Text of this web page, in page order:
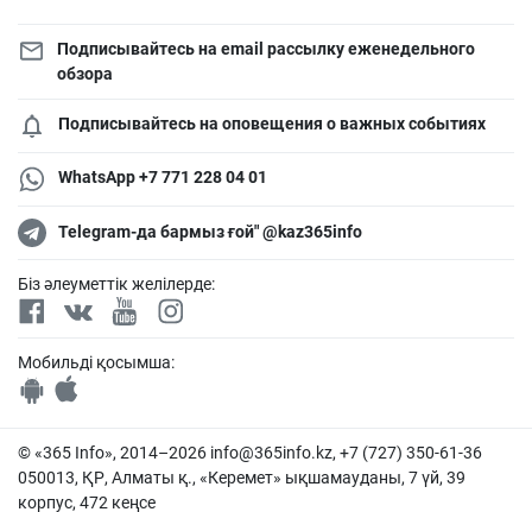
Подписывайтесь на email рассылку еженедельного
обзора
Подписывайтесь на оповещения о важных событиях
WhatsApp +7 771 228 04 01
Telegram-да бармыз ғой" @kaz365info
Біз әлеуметтік желілерде:
Мобильді қосымша:
© «365 Info», 2014–2026 info@365info.kz, +7 (727) 350-61-36
050013, ҚР, Алматы қ., «Керемет» ықшамауданы, 7 үй, 39
корпус, 472 кеңсе